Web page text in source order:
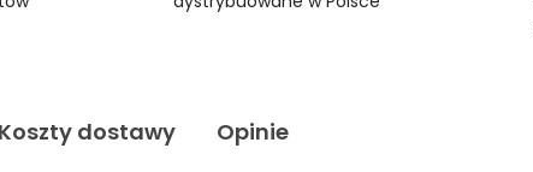
Koszty dostawy Opinie